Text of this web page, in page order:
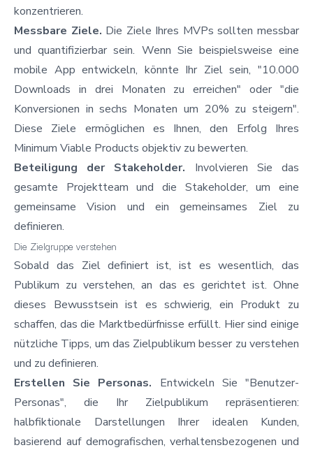
konzentrieren.
Messbare Ziele. Die Ziele Ihres MVPs sollten messbar
und quantifizierbar sein. Wenn Sie beispielsweise eine
mobile App entwickeln, könnte Ihr Ziel sein, "10.000
Downloads in drei Monaten zu erreichen" oder "die
Konversionen in sechs Monaten um 20% zu steigern".
Diese Ziele ermöglichen es Ihnen, den Erfolg Ihres
Minimum Viable Products objektiv zu bewerten.
Beteiligung der Stakeholder. Involvieren Sie das
gesamte Projektteam und die Stakeholder, um eine
gemeinsame Vision und ein gemeinsames Ziel zu
definieren.
Die Zielgruppe verstehen
Sobald das Ziel definiert ist, ist es wesentlich, das
Publikum zu verstehen, an das es gerichtet ist. Ohne
dieses Bewusstsein ist es schwierig, ein Produkt zu
schaffen, das die Marktbedürfnisse erfüllt. Hier sind einige
nützliche Tipps, um das Zielpublikum besser zu verstehen
und zu definieren.
Erstellen Sie Personas. Entwickeln Sie "Benutzer-
Personas", die Ihr Zielpublikum repräsentieren:
halbfiktionale Darstellungen Ihrer idealen Kunden,
basierend auf demografischen, verhaltensbezogenen und